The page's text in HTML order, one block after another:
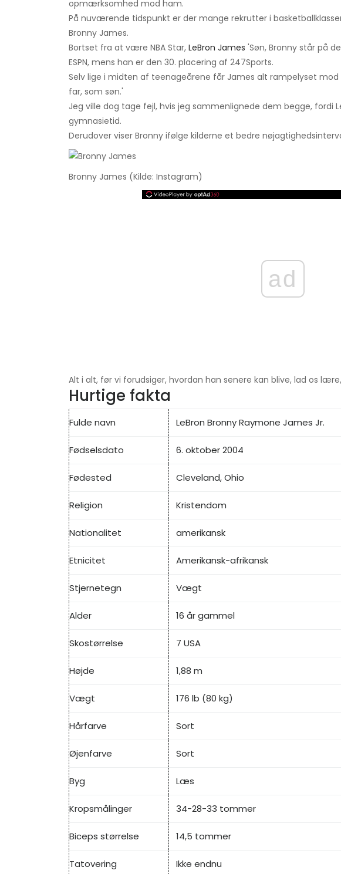
opmærksomhed mod ham.
På nuværende tidspunkt er der mange rekrutter i
Bronny James.
Bortset fra at være NBA Star, LeBron James 'Søn, Bronny står på
ESPN, mens han er den 30. placering af 247Sports.
Selv lige i midten af ​​teenageårene får James alt rampelyset mod
far, som søn.'
Jeg ville dog tage fejl, hvis jeg sammenlignede dem begge, fordi
gymnasietid.
Derudover viser Bronny ifølge kilderne et bedre
Bronny James (Kilde: Instagram)
ad
Alt i alt, før vi forudsiger, hvordan han senere kan blive, lad os
Hurtige fakta
Fulde navn LeBron Bronny Raymone James Jr.
Fødselsdato 6. oktober 2004
Fødested Cleveland, Ohio
Religion Kristendom
Nationalitet amerikansk
Etnicitet Amerikansk-afrikansk
Stjernetegn Vægt
Alder 16 år gammel
Skostørrelse 7 USA
Højde 1,88 m
Vægt 176 lb (80 kg)
Hårfarve Sort
Øjenfarve Sort
Byg Læs
Kropsmålinger 34-28-33 tommer
Biceps størrelse 14,5 tommer
Tatovering Ikke endnu